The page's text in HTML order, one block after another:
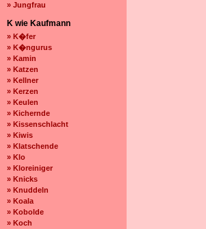
» Jungfrau
K wie Kaufmann
» K�fer
» K�ngurus
» Kamin
» Katzen
» Kellner
» Kerzen
» Keulen
» Kichernde
» Kissenschlacht
» Kiwis
» Klatschende
» Klo
» Kloreiniger
» Knicks
» Knuddeln
» Koala
» Kobolde
» Koch